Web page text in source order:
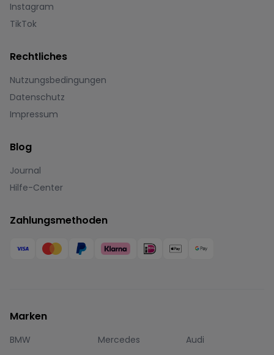
Instagram
TikTok
Rechtliches
Nutzungsbedingungen
Datenschutz
Impressum
Blog
Journal
Hilfe-Center
Zahlungsmethoden
Marken
BMW Mercedes
Audi